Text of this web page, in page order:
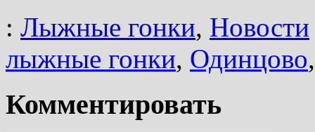
: Лыжные гонки, Новости
лыжные гонки, Одинцово
Комментировать